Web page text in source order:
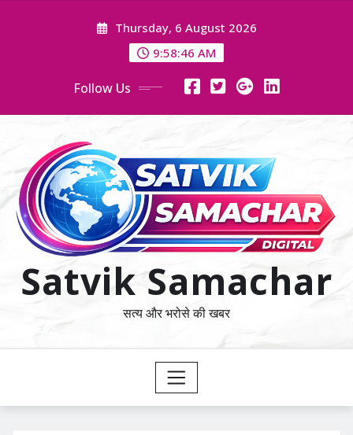
Thursday, 6 August 2026
9:58:48 AM
Follow Us
Satvik Samachar
सत्य और भरोसे की खबर